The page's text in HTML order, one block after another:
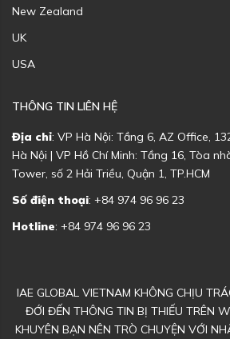
New Zealand
UK
USA
THÔNG TIN LIÊN HỆ
Địa chỉ: VP Hà Nội: Tầng 6, AZ Office,
Hà Nội | VP Hồ Chí Minh: Tầng 16, Tòa
Tower, số 2 Hải Triều, Quận 1, TP.HCM
Số điện thoại: +84 974 96 96 23
Hotline: +84 974 96 96 23
IAE GLOBAL VIETNAM KHÔNG CHỊU
ĐỚI ĐẾN THÔNG TIN BỊ THIẾU TRÊN
KHUYÊN BẠN NÊN TRÒ CHUYỆN VỚI